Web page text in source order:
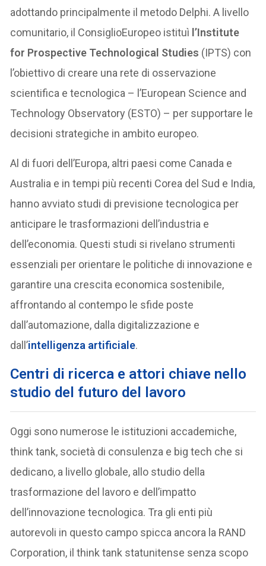
adottando principalmente il metodo Delphi. A livello
comunitario, il ConsiglioEuropeo istituì l’Institute
for Prospective Technological Studies (IPTS) con
l’obiettivo di creare una rete di osservazione
scientifica e tecnologica – l’European Science and
Technology Observatory (ESTO) – per supportare le
decisioni strategiche in ambito europeo.
Al di fuori dell’Europa, altri paesi come Canada e
Australia e in tempi più recenti Corea del Sud e India,
hanno avviato studi di previsione tecnologica per
anticipare le trasformazioni dell’industria e
dell’economia. Questi studi si rivelano strumenti
essenziali per orientare le politiche di innovazione e
garantire una crescita economica sostenibile,
affrontando al contempo le sfide poste
dall’automazione, dalla digitalizzazione e
dall’intelligenza artificiale.
Centri di ricerca e attori chiave nello
studio del futuro del lavoro
Oggi sono numerose le istituzioni accademiche,
think tank, società di consulenza e big tech che si
dedicano, a livello globale, allo studio della
trasformazione del lavoro e dell’impatto
dell’innovazione tecnologica. Tra gli enti più
autorevoli in questo campo spicca ancora la RAND
Corporation, il think tank statunitense senza scopo